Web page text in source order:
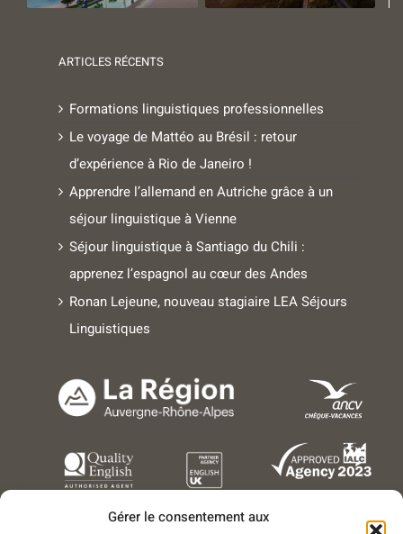
Gérer le consentement aux
ARTICLES RÉCENTS
Formations linguistiques professionnelles
Le voyage de Mattéo au Brésil : retour
d’expérience à Rio de Janeiro !
Apprendre l’allemand en Autriche grâce à un
séjour linguistique à Vienne
Séjour linguistique à Santiago du Chili :
apprenez l’espagnol au cœur des Andes
Ronan Lejeune, nouveau stagiaire LEA Séjours
Linguistiques